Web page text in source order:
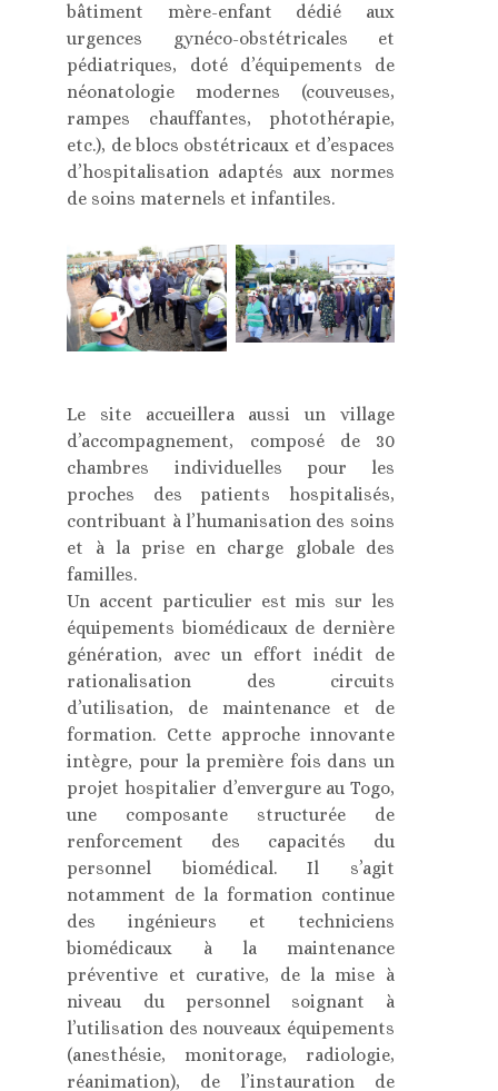
bâtiment mère-enfant dédié aux
urgences gynéco-obstétricales et
pédiatriques, doté d’équipements de
néonatologie modernes (couveuses,
rampes chauffantes, photothérapie,
etc.), de blocs obstétricaux et d’espaces
d’hospitalisation adaptés aux normes
de soins maternels et infantiles.
Le site accueillera aussi un village
d’accompagnement, composé de 30
chambres individuelles pour les
proches des patients hospitalisés,
contribuant à l’humanisation des soins
et à la prise en charge globale des
familles.
Un accent particulier est mis sur les
équipements biomédicaux de dernière
génération, avec un effort inédit de
rationalisation des circuits
d’utilisation, de maintenance et de
formation. Cette approche innovante
intègre, pour la première fois dans un
projet hospitalier d’envergure au Togo,
une composante structurée de
renforcement des capacités du
personnel biomédical. Il s’agit
notamment de la formation continue
des ingénieurs et techniciens
biomédicaux à la maintenance
préventive et curative, de la mise à
niveau du personnel soignant à
l’utilisation des nouveaux équipements
(anesthésie, monitorage, radiologie,
réanimation), de l’instauration de